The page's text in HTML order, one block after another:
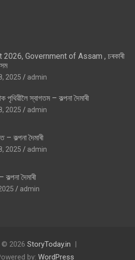
Government of Assam , চৰকাৰী
2025 admin
পৃথিৱীলৈ স্বাগতম – কল্পনা দৈমাৰী
2025 admin
– কল্পনা দৈমাৰী
2025 admin
দৈমাৰী
admin
© 2026 StoryToday.in
by: WordPress